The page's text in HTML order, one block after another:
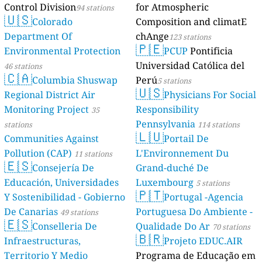
Control Division94 stations
🇺🇸Colorado
Department Of
Environmental Protection
46 stations
🇨🇦Columbia Shuswap
Regional District Air
Monitoring Project 35
stations
Communities Against
Pollution (CAP) 11 stations
🇪🇸Consejería De
Educación, Universidades
Y Sostenibilidad - Gobierno
De Canarias 49 stations
🇪🇸Conselleria De
Infraestructuras,
Territorio Y Medio
for Atmospheric
Composition and climatE
chAnge123 stations
🇵🇪PCUP Pontificia
Universidad Católica del
Perú5 stations
🇺🇸Physicians For Social
Responsibility
Pennsylvania 114 stations
🇱🇺Portail De
L'Environnement Du
Grand-duché De
Luxembourg 5 stations
🇵🇹Portugal -Agencia
Portuguesa Do Ambiente -
Qualidade Do Ar 70 stations
🇧🇷Projeto EDUC.AIR
Programa de Educação em